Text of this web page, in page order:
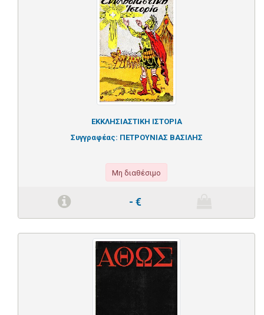
ΕΚΚΛΗΣΙΑΣΤΙΚΗ ΙΣΤΟΡΙΑ
Συγγραφέας: ΠΕΤΡΟΥΝΙΑΣ ΒΑΣΙΛΗΣ
Μη διαθέσιμο
- €